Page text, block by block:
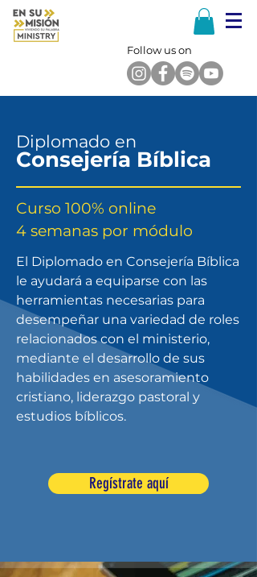
Follow us on
Diplomado en
Consejería Bíblica
Curso 100% online
4 semanas por módulo
El Diplomado en Consejería Bíblica
le ayudará a equiparse con las
herramientas necesarias para
desempeñar una variedad de roles
relacionados con el ministerio,
mediante el desarrollo de sus
habilidades en asesoramiento
cristiano, liderazgo pastoral y
estudios bíblicos.
Regístrate aquí